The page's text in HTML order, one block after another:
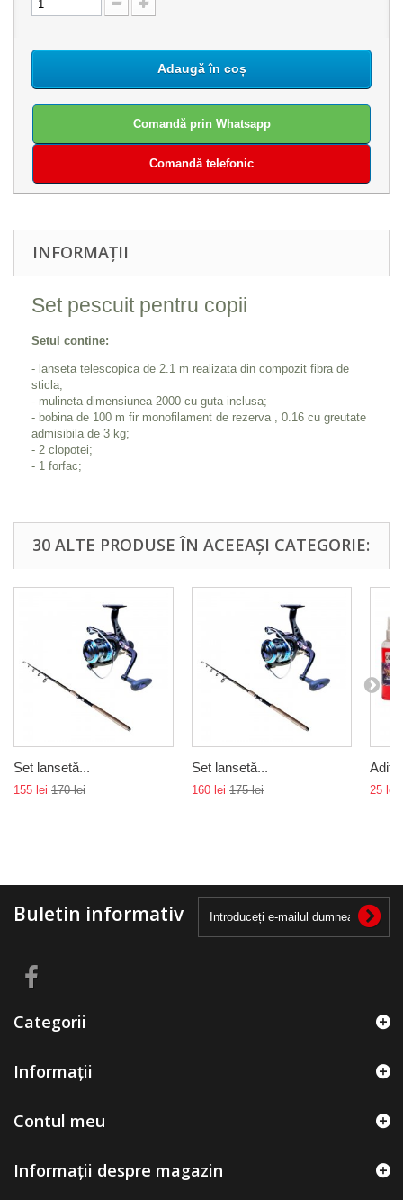
Adaugă în coș
Comandă prin Whatsapp
Comandă telefonic
INFORMAȚII
Set pescuit pentru copii
Setul contine:
- lanseta telescopica de 2.1 m realizata din compozit fibra de
sticla;
- mulineta dimensiunea 2000 cu guta inclusa;
- bobina de 100 m fir monofilament de rezerva , 0.16 cu greutate
admisibila de 3 kg;
- 2 clopotei;
- 1 forfac;
30 ALTE PRODUSE ÎN ACEEAȘI CATEGORIE:
Set lansetă...
155 lei 170 lei
Set lansetă...
160 lei 175 lei 25 lei
Buletin informativ
Categorii
Informații
Contul meu
Informații despre magazin